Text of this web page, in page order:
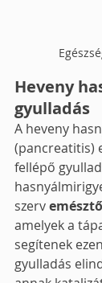
Heveny
gyulladás
A heveny
(pancreatitis)
fellépő
szerv
amelyek a
segítenek
gyulladás